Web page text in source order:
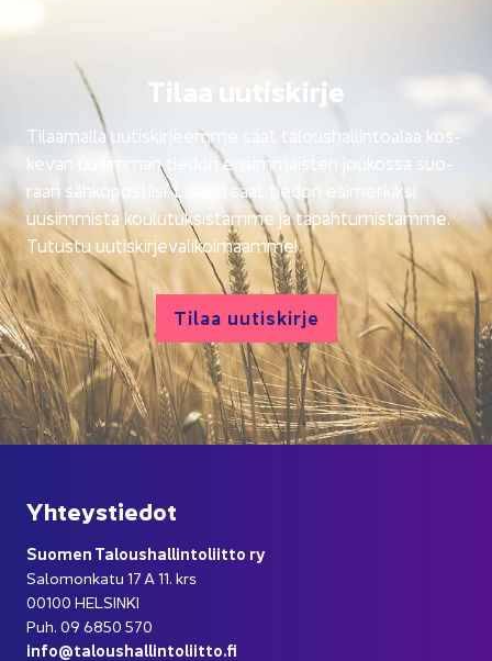
Tilaa uu­tis­kir­je
Ti­laa­mal­la uu­tis­kir­jeem­me saat ta­lous­hal­lin­toa­laa kos­
ke­van uusim­man tie­don en­sim­mäis­ten jou­kos­sa suo­
raan säh­kö­pos­tii­si. Li­säk­si saat tie­don esi­mer­kik­si
uusim­mis­ta kou­lu­tuk­sis­tam­me ja ta­pah­tu­mis­tam­me.
Tu­tus­tu uu­tis­kir­je­va­li­koi­maam­me!
Tilaa uu­tis­kir­je
Yh­teys­tie­dot
Suo­men Ta­lous­hal­lin­to­liit­to ry
Sa­lo­mon­ka­tu 17 A 11. krs
00100 HEL­SIN­KI
Puh. 09 6850 570
info@ta­lous­hal­lin­to­liit­to.fi